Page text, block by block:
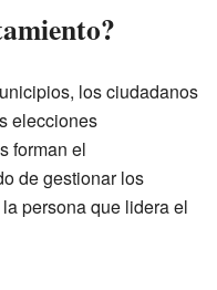
los ciudadanos
elecciones
forman el
de gestionar los
persona que lidera el